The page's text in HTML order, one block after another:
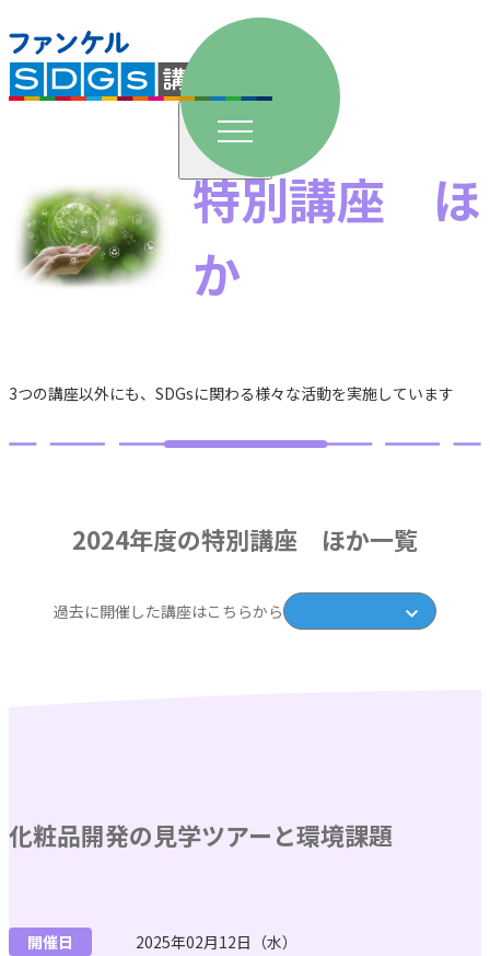
小学校
中学校
長期講座
夏休み講座
特別講座 ほ
か
3つの講座以外にも、SDGsに関わる様々な活動を実施しています
2024年度の特別講座 ほか一覧
過去に開催した講座はこちらから
化粧品開発の見学ツアーと環境課題
開催日 2025年02月12日（水）